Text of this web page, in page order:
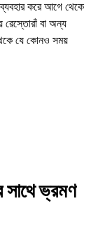
করে আগে থেকে
রেস্তোরাঁ বা অন্য
যে কোনও সময়
ভ্রমণ